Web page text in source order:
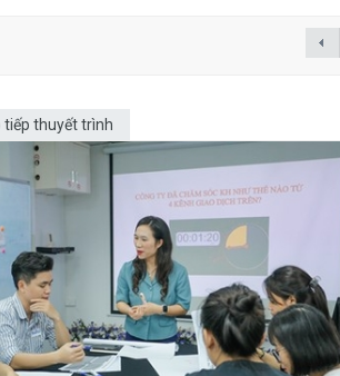
tiếp thuyết trình